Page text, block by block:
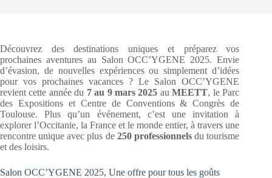
Découvrez des destinations uniques et préparez vos
prochaines aventures au Salon OCC’YGENE 2025. Envie
d’évasion, de nouvelles expériences ou simplement d’idées
pour vos prochaines vacances ? Le Salon OCC’YGENE
revient cette année du 7 au 9 mars 2025 auMEETT, le Parc
des Expositions et Centre de Conventions & Congrès de
Toulouse. Plus qu’un événement, c’est une invitation à
explorer l’Occitanie, la France et le monde entier, à travers une
rencontre unique avec plus de 250 professionnelsdu tourisme
et des loisirs.
Salon OCC’YGENE 2025, Une offre pour tous les goûts